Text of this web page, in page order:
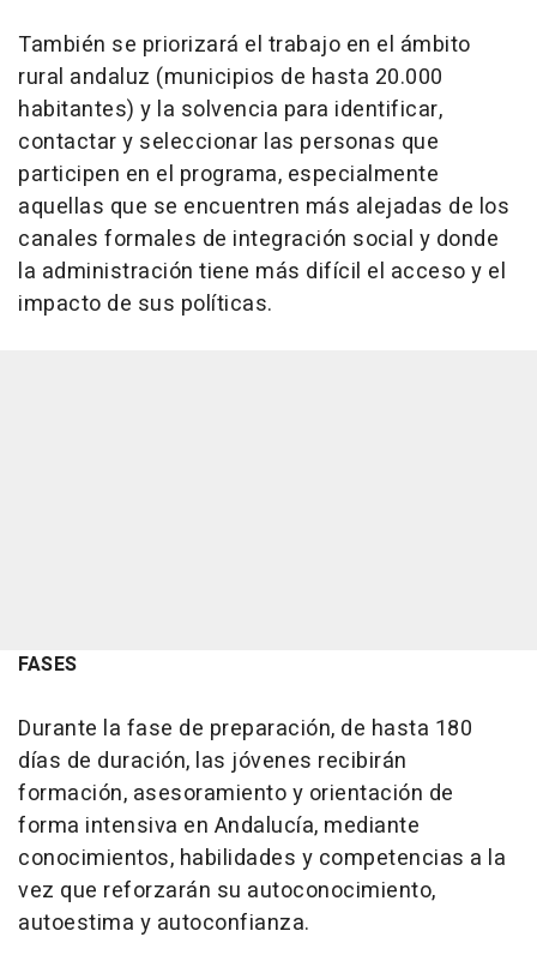
También se priorizará el trabajo en el ámbito
rural andaluz (municipios de hasta 20.000
habitantes) y la solvencia para identificar,
contactar y seleccionar las personas que
participen en el programa, especialmente
aquellas que se encuentren más alejadas de los
canales formales de integración social y donde
la administración tiene más difícil el acceso y el
impacto de sus políticas.
FASES
Durante la fase de preparación, de hasta 180
días de duración, las jóvenes recibirán
formación, asesoramiento y orientación de
forma intensiva en Andalucía, mediante
conocimientos, habilidades y competencias a la
vez que reforzarán su autoconocimiento,
autoestima y autoconfianza.